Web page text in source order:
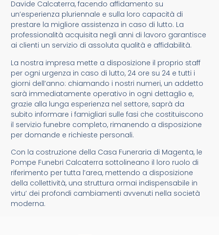
Davide Calcaterra, facendo affidamento su
un’esperienza pluriennale e sulla loro capacità di
prestare la migliore assistenza in caso di lutto. La
professionalità acquisita negli anni di lavoro garantisce
ai clienti un servizio di assoluta qualità e affidabilità.
La nostra impresa mette a disposizione il proprio staff
per ogni urgenza in caso di lutto, 24 ore su 24 e tutti i
giorni dell’anno: chiamando i nostri numeri, un addetto
sarà immediatamente operativo in ogni dettaglio e,
grazie alla lunga esperienza nel settore, saprà da
subito informare i famigliari sulle fasi che costituiscono
il servizio funebre completo, rimanendo a disposizione
per domande e richieste personali.
Con la costruzione della Casa Funeraria di Magenta, le
Pompe Funebri Calcaterra sottolineano il loro ruolo di
riferimento per tutta l’area, mettendo a disposizione
della collettività, una struttura ormai indispensabile in
virtu’ dei profondi cambiamenti avvenuti nella società
moderna.